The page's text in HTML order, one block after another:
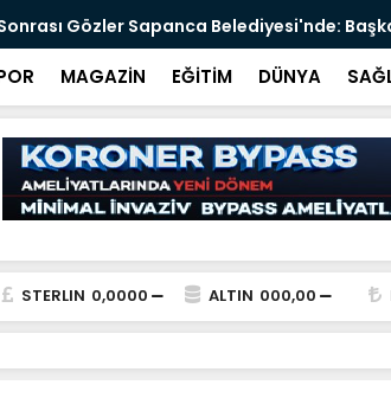
Gözler Sapanca Belediyesi'nde: Başkan
MAGAZİN EĞİTİM DÜNYA
STERLIN 0,0000 ALTIN 000,00